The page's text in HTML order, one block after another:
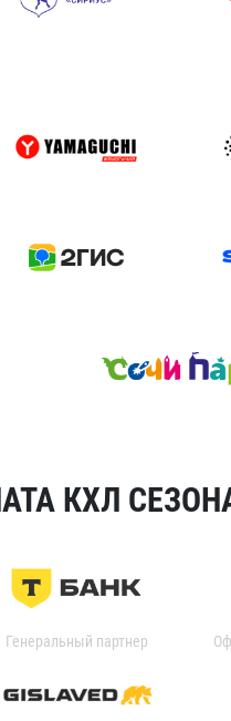
КХЛ
Генеральный партнер